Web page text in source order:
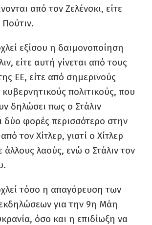
από τον Ζελένσκι, είτε
εξίσου η δαιμονοποίηση
είτε αυτή γίνεται από τους
ΕΕ, είτε από σημερινούς
πολιτικούς, που
δηλώσει πως ο Στάλιν
δύο φορές περισσότερο στην
τον Χίτλερ, γιατί ο Χίτλερ
άλλους λαούς, ενώ ο Στάλιν τον
τόσο η απαγόρευση των
για την 9η Μάη
όσο και η επιδίωξη να